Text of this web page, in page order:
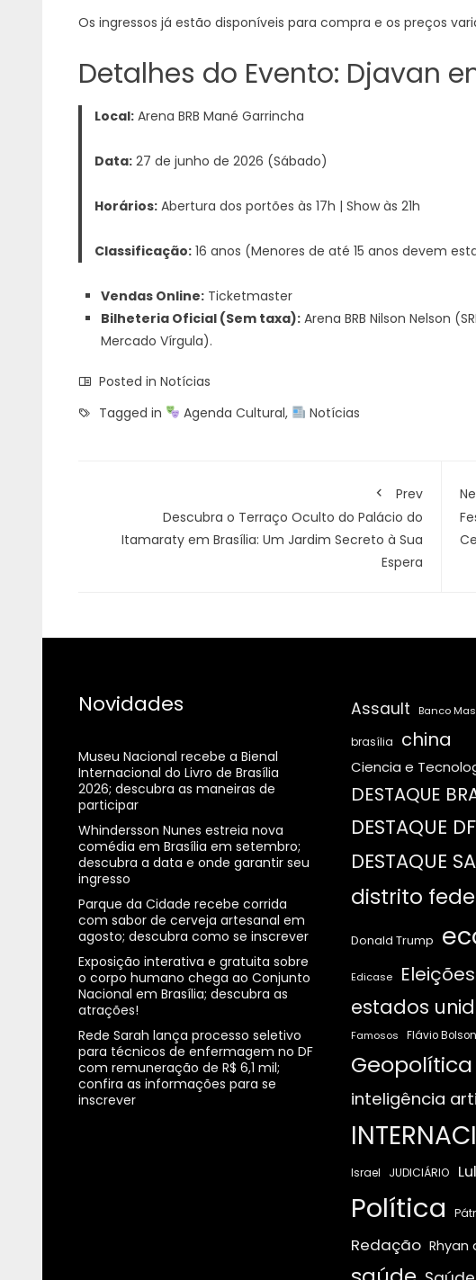
Os ingressos já estão disponíveis para compra e os preços
Detalhes do Evento: Djavan
Local:Arena BRB Mané Garrincha
Data:27 de junho de 2026 (Sábado)
Horários:Abertura dos portões às 17h | Show às 21h
Classificação:16 anos (Menores de até 15 anos devem
Vendas Online: Ticketmaster
Bilheteria Oficial (Sem taxa): Arena BRB Nilson Nelson
Mercado Vírgula).
Posted in Notícias
Tagged in
Agenda Cultural, Notícias
Prev
Descubra o Terraço Oculto do Palácio do
Itamaraty em Brasília: Um Jardim Secreto à Sua
Espera
Novidades
Museu Nacional recebe a Bienal
Internacional do Livro de Brasília
2026; descubra as maneiras de
participar
Whindersson Nunes estreia nova
comédia em Brasília em setembro;
descubra a data e onde garantir seu
ingresso
Parque da Cidade recebe corrida
com sabor de cerveja artesanal em
agosto; descubra como se inscrever
Exposição interativa e gratuita sobre
o corpo humano chega ao Conjunto
Nacional em Brasília; descubra as
atrações!
Rede Sarah lança processo seletivo
para técnicos de enfermagem no DF
com remuneração de R$ 6,1 mil;
confira as informações para se
inscrever
Assault Banco
brasília china
Ciencia e
DESTAQUE
DESTAQUE DF
DESTAQUE
distrito
Donald Trump
Edicase
estados
Famosos Flávio
Geopolítica
inteligência
Israel JUDICIÁRIO
Política
Redação Rhyan